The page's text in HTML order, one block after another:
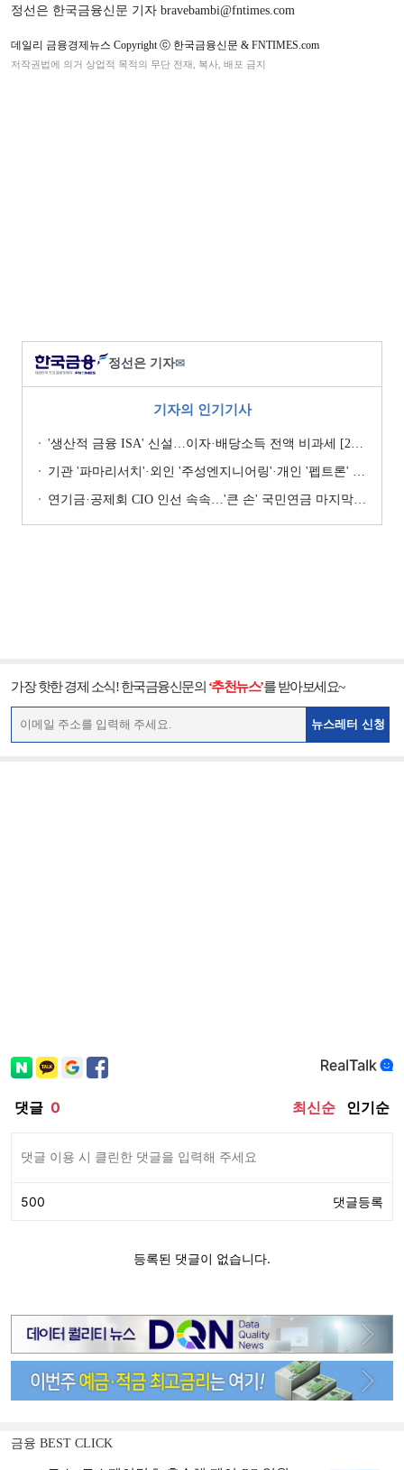
정선은 한국금융신문 기자 bravebambi@fntimes.com
데일리 금융경제뉴스 Copyright ⓒ 한국금융신문 & FNTIMES.com
저작권법에 의거 상업적 목적의 무단 전재, 복사, 배포 금지
정선은 기자✉
기자의 인기기사
'생산적 금융 ISA' 신설…이자·배당소득 전액 비과세 [2026 세제개편안]
기관 '파마리서치'·외인 '주성엔지니어링'·개인 '펩트론' 1위 [주간 코스닥 순매수- 2026년 7월27일~7월31일]
연기금·공제회 CIO 인선 속속…'큰 손' 국민연금 마지막 타자
가장 핫한 경제 소식! 한국금융신문의 ‘추천뉴스’를 받아보세요~
뉴스레터 신청
금융 BEST CLICK